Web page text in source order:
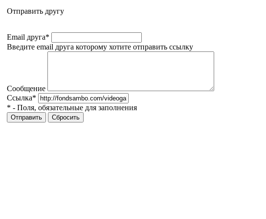
Отправить другу
Email друга*
Введите email друга которому хотите отправить ссылку
Сообщение
Ссылка*
* - Поля, обязательные для заполнения